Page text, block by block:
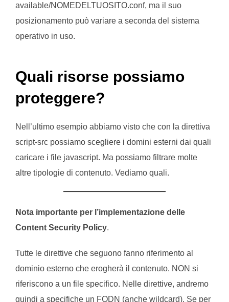
available/NOMEDELTUOSITO.conf, ma il suo
posizionamento può variare a seconda del sistema
operativo in uso.
Quali risorse possiamo
proteggere?
Nell’ultimo esempio abbiamo visto che con la direttiva
script-src possiamo scegliere i domini esterni dai quali
caricare i file javascript. Ma possiamo filtrare molte
altre tipologie di contenuto. Vediamo quali.
Nota importante per l’implementazione delle
Content Security Policy.
Tutte le direttive che seguono fanno riferimento al
dominio esterno che erogherà il contenuto. NON si
riferiscono a un file specifico. Nelle direttive, andremo
quindi a specifiche un FQDN (anche wildcard). Se per